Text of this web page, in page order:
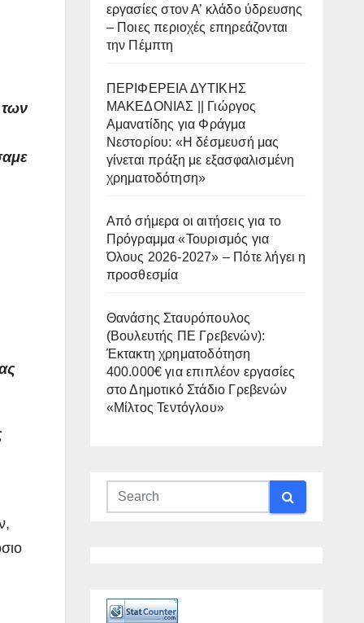
των
εργασίες στον Α’ κλάδο ύδρευσης
– Ποιες περιοχές επηρεάζονται
την Πέμπτη
ΠΕΡΙΦΕΡΕΙΑ ΔΥΤΙΚΗΣ
ΜΑΚΕΔΟΝΙΑΣ || Γιώργος
Αμανατίδης για Φράγμα
Νεστορίου: «Η δέσμευσή μας
γίνεται πράξη με εξασφαλισμένη
χρηματοδότηση»
Από σήμερα οι αιτήσεις για το
Πρόγραμμα «Τουρισμός για
Όλους 2026-2027» – Πότε λήγει η
προσθεσμία
Θανάσης Σταυρόπουλος
(Βουλευτής ΠΕ Γρεβενών):
Έκτακτη χρηματοδότηση
400.000€ για επιπλέον εργασίες
στο Δημοτικό Στάδιο Γρεβενών
«Μίλτος Τεντόγλου»